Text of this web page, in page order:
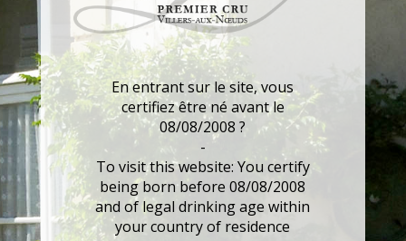
En entrant sur le site, vous
certifiez être né avant le
08/08/2008 ?
-
To visit this website: You certify
being born before 08/08/2008
and of legal drinking age within
your country of residence